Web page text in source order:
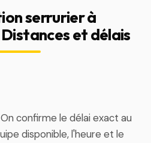
serrurier à
et délais
confirme le délai exact au
disponible, l'heure et le